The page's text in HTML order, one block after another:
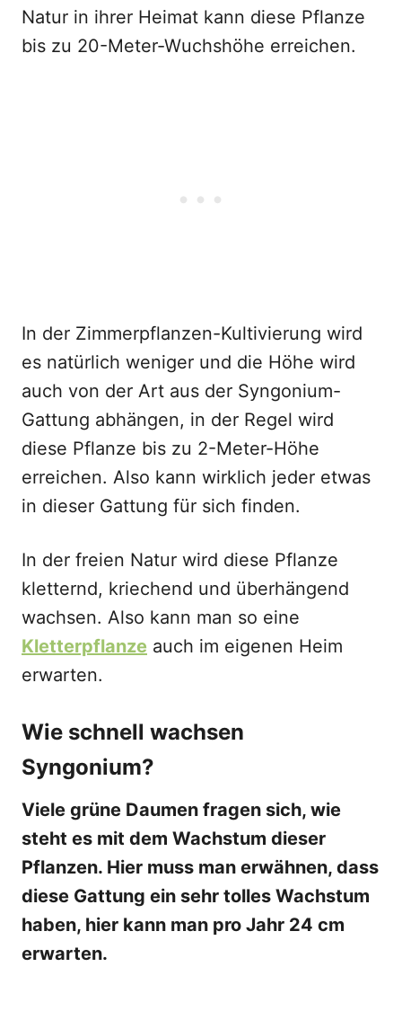
Natur in ihrer Heimat kann diese Pflanze
bis zu 20-Meter-Wuchshöhe erreichen.
In der Zimmerpflanzen-Kultivierung wird
es natürlich weniger und die Höhe wird
auch von der Art aus der Syngonium-
Gattung abhängen, in der Regel wird
diese Pflanze bis zu 2-Meter-Höhe
erreichen. Also kann wirklich jeder etwas
in dieser Gattung für sich finden.
In der freien Natur wird diese Pflanze
kletternd, kriechend und überhängend
wachsen. Also kann man so eine
Kletterpflanze auch im eigenen Heim
erwarten.
Wie schnell wachsen
Syngonium?
Viele grüne Daumen fragen sich, wie
steht es mit dem Wachstum dieser
Pflanzen. Hier muss man erwähnen, dass
diese Gattung ein sehr tolles Wachstum
haben, hier kann man pro Jahr 24 cm
erwarten.